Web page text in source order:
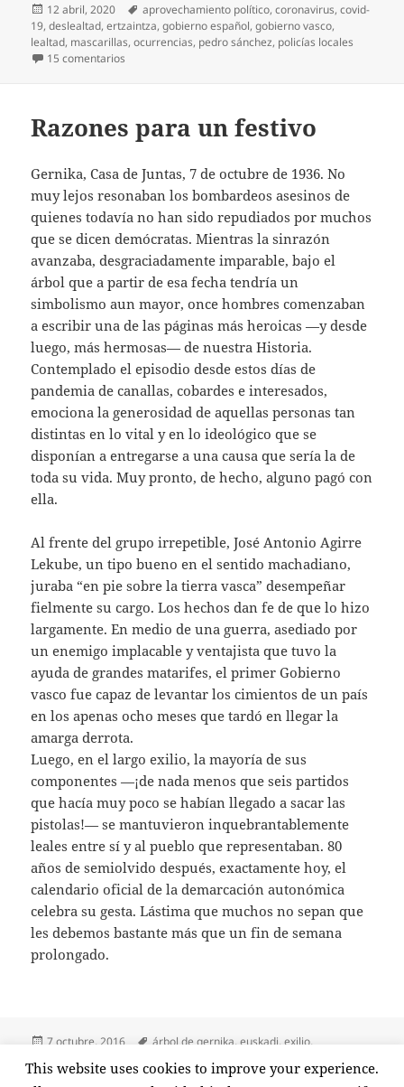
Publicado
el
12 abril, 2020 Etiquetas
aprovechamiento político,coronavirus,covid-
19,deslealtad,ertzaintza,gobierno español,gobierno vasco,
lealtad, mascarillas,ocurrencias, pedro sánchez, policías locales
15 comentarios
Razones para un festivo
Gernika, Casa de Juntas, 7 de octubre de 1936. No
muy lejos resonaban los bombardeos asesinos de
quienes todavía no han sido repudiados por muchos
que se dicen demócratas. Mientras la sinrazón
avanzaba, desgraciadamente imparable, bajo el
árbol que a partir de esa fecha tendría un
simbolismo aun mayor, once hombres comenzaban
a escribir una de las páginas más heroicas —y desde
luego, más hermosas— de nuestra Historia.
Contemplado el episodio desde estos días de
pandemia de canallas, cobardes e interesados,
emociona la generosidad de aquellas personas tan
distintas en lo vital y en lo ideológico que se
disponían a entregarse a una causa que sería la de
toda su vida. Muy pronto, de hecho, alguno pagó con
ella.
Al frente del grupo irrepetible, José Antonio Agirre
Lekube, un tipo bueno en el sentido machadiano,
juraba “en pie sobre la tierra vasca” desempeñar
fielmente su cargo. Los hechos dan fe de que lo hizo
largamente. En medio de una guerra, asediado por
un enemigo implacable y ventajista que tuvo la
ayuda de grandes matarifes, el primer Gobierno
vasco fue capaz de levantar los cimientos de un país
en los apenas ocho meses que tardó en llegar la
amarga derrota.
Luego, en el largo exilio, la mayoría de sus
componentes —¡de nada menos que seis partidos
que hacía muy poco se habían llegado a sacar las
pistolas!— se mantuvieron inquebrantablemente
leales entre sí y al pueblo que representaban. 80
años de semiolvido después, exactamente hoy, el
calendario oficial de la demarcación autonómica
celebra su gesta. Lástima que muchos no sepan que
les debemos bastante más que un fin de semana
prolongado.
Publicado
7 octubre, 2016 Etiquetas
árbol de gernika,euskadi,exilio,
lealtad,memoria,primer gobierno vasco 1 comentarioen Razones
This website uses cookies to improve your experience.